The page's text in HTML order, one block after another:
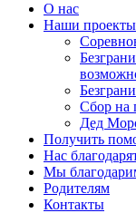
О нас
Наши проекты
Сбор на
Дед
Получить
Нас
Мы
Родителям
Контакты